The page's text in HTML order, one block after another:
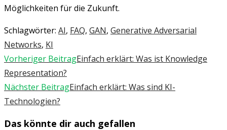
Möglichkeiten für die Zukunft.
Schlagwörter: AI, FAQ, GAN, Generative Adversarial
Networks, KI
Weitere
Artikel
ansehen
Vorheriger BeitragEinfach erklärt: Was ist Knowledge
Representation?
Nächster BeitragEinfach erklärt: Was sind KI-
Technologien?
Das könnte dir auch gefallen